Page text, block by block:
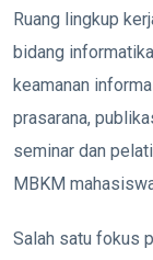
Ruang lingkup
bidang
keamanan
prasarana,
seminar dan
MBKM
Salah satu fokus